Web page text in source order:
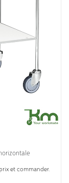
et commander.